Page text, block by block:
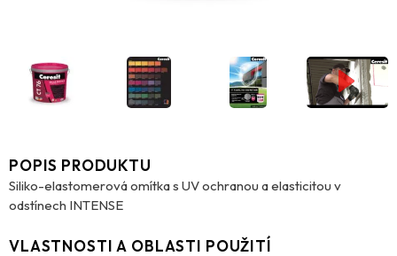
POPIS PRODUKTU
Siliko-elastomerová omítka s UV ochranou a elasticitou v
odstínech INTENSE
VLASTNOSTI A OBLASTI POUŽITÍ